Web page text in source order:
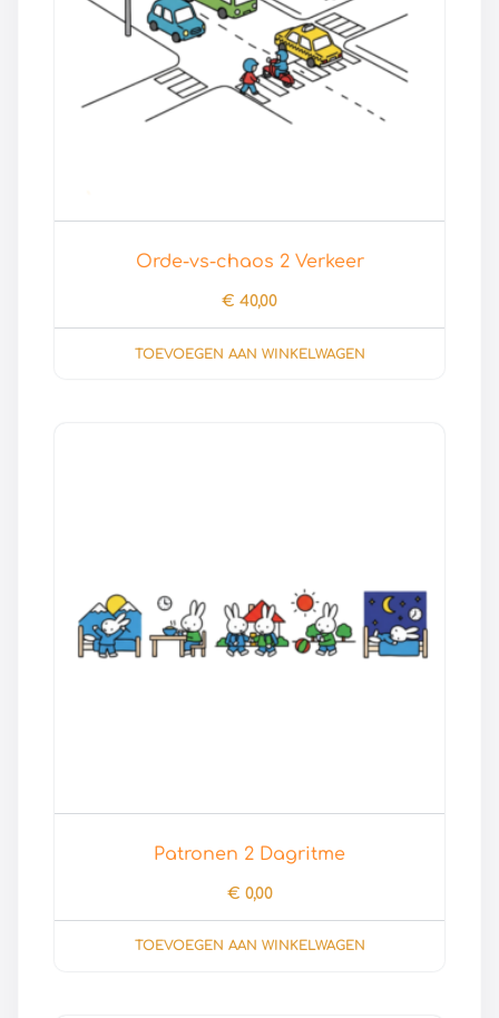
Orde-vs-chaos 2 Verkeer
€ 40,00
TOEVOEGEN AAN WINKELWAGEN
Patronen 2 Dagritme
€ 0,00
TOEVOEGEN AAN WINKELWAGEN